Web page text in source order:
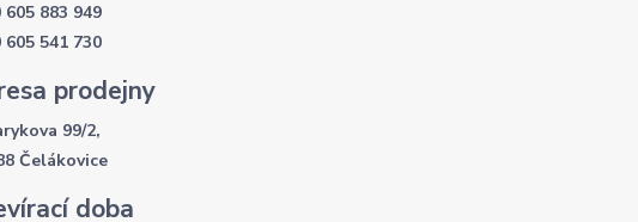
605 883 949
605 541 730
prodejny
99/2,
Čelákovice
doba